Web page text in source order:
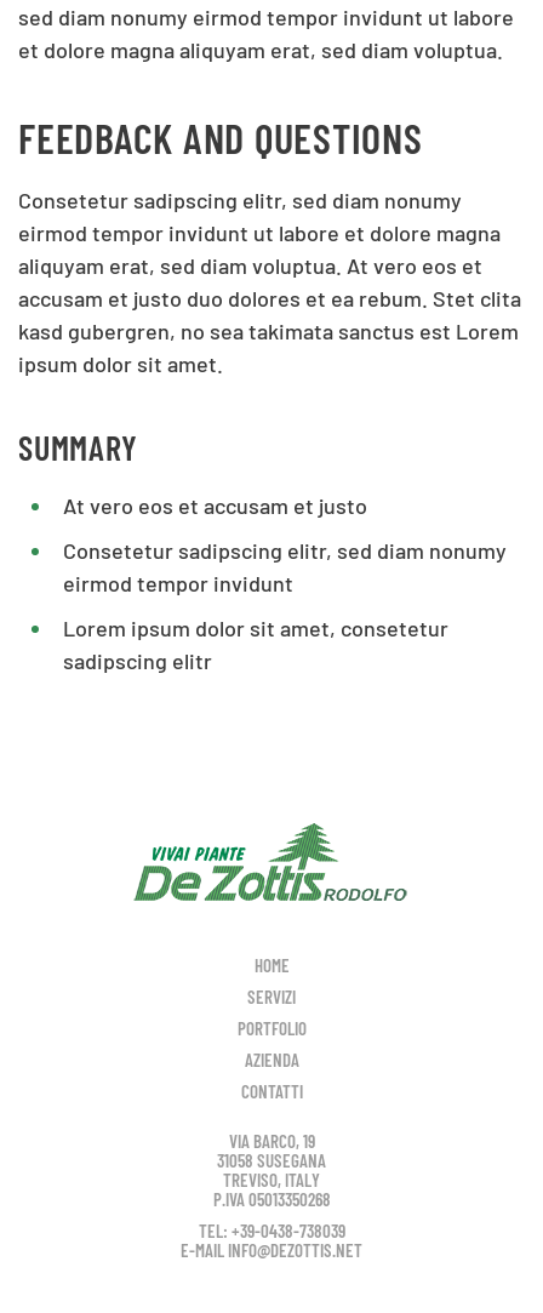
sed diam nonumy eirmod tempor invidunt ut labore
et dolore magna aliquyam erat, sed diam voluptua.
FEEDBACK AND QUESTIONS
Consetetur sadipscing elitr, sed diam nonumy
eirmod tempor invidunt ut labore et dolore magna
aliquyam erat, sed diam voluptua. At vero eos et
accusam et justo duo dolores et ea rebum. Stet clita
kasd gubergren, no sea takimata sanctus est Lorem
ipsum dolor sit amet.
SUMMARY
At vero eos et accusam et justo
Consetetur sadipscing elitr, sed diam nonumy
eirmod tempor invidunt
Lorem ipsum dolor sit amet, consetetur
sadipscing elitr
HOME
SERVIZI
PORTFOLIO
AZIENDA
CONTATTI
VIA BARCO, 19
31058 SUSEGANA
TREVISO, ITALY
P.IVA 05013350268
TEL: +39-0438-738039
E-MAIL INFO@DEZOTTIS.NET